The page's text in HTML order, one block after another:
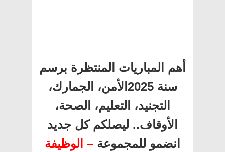
أهم المباريات المنتظرة برسم
سنة 2025الأمن، الجمارك،
التجنيد، التعليم، الصحة،
الأوقاف.. ليصلكم كل جديد
انضمو للمجموعة – الوظيفة